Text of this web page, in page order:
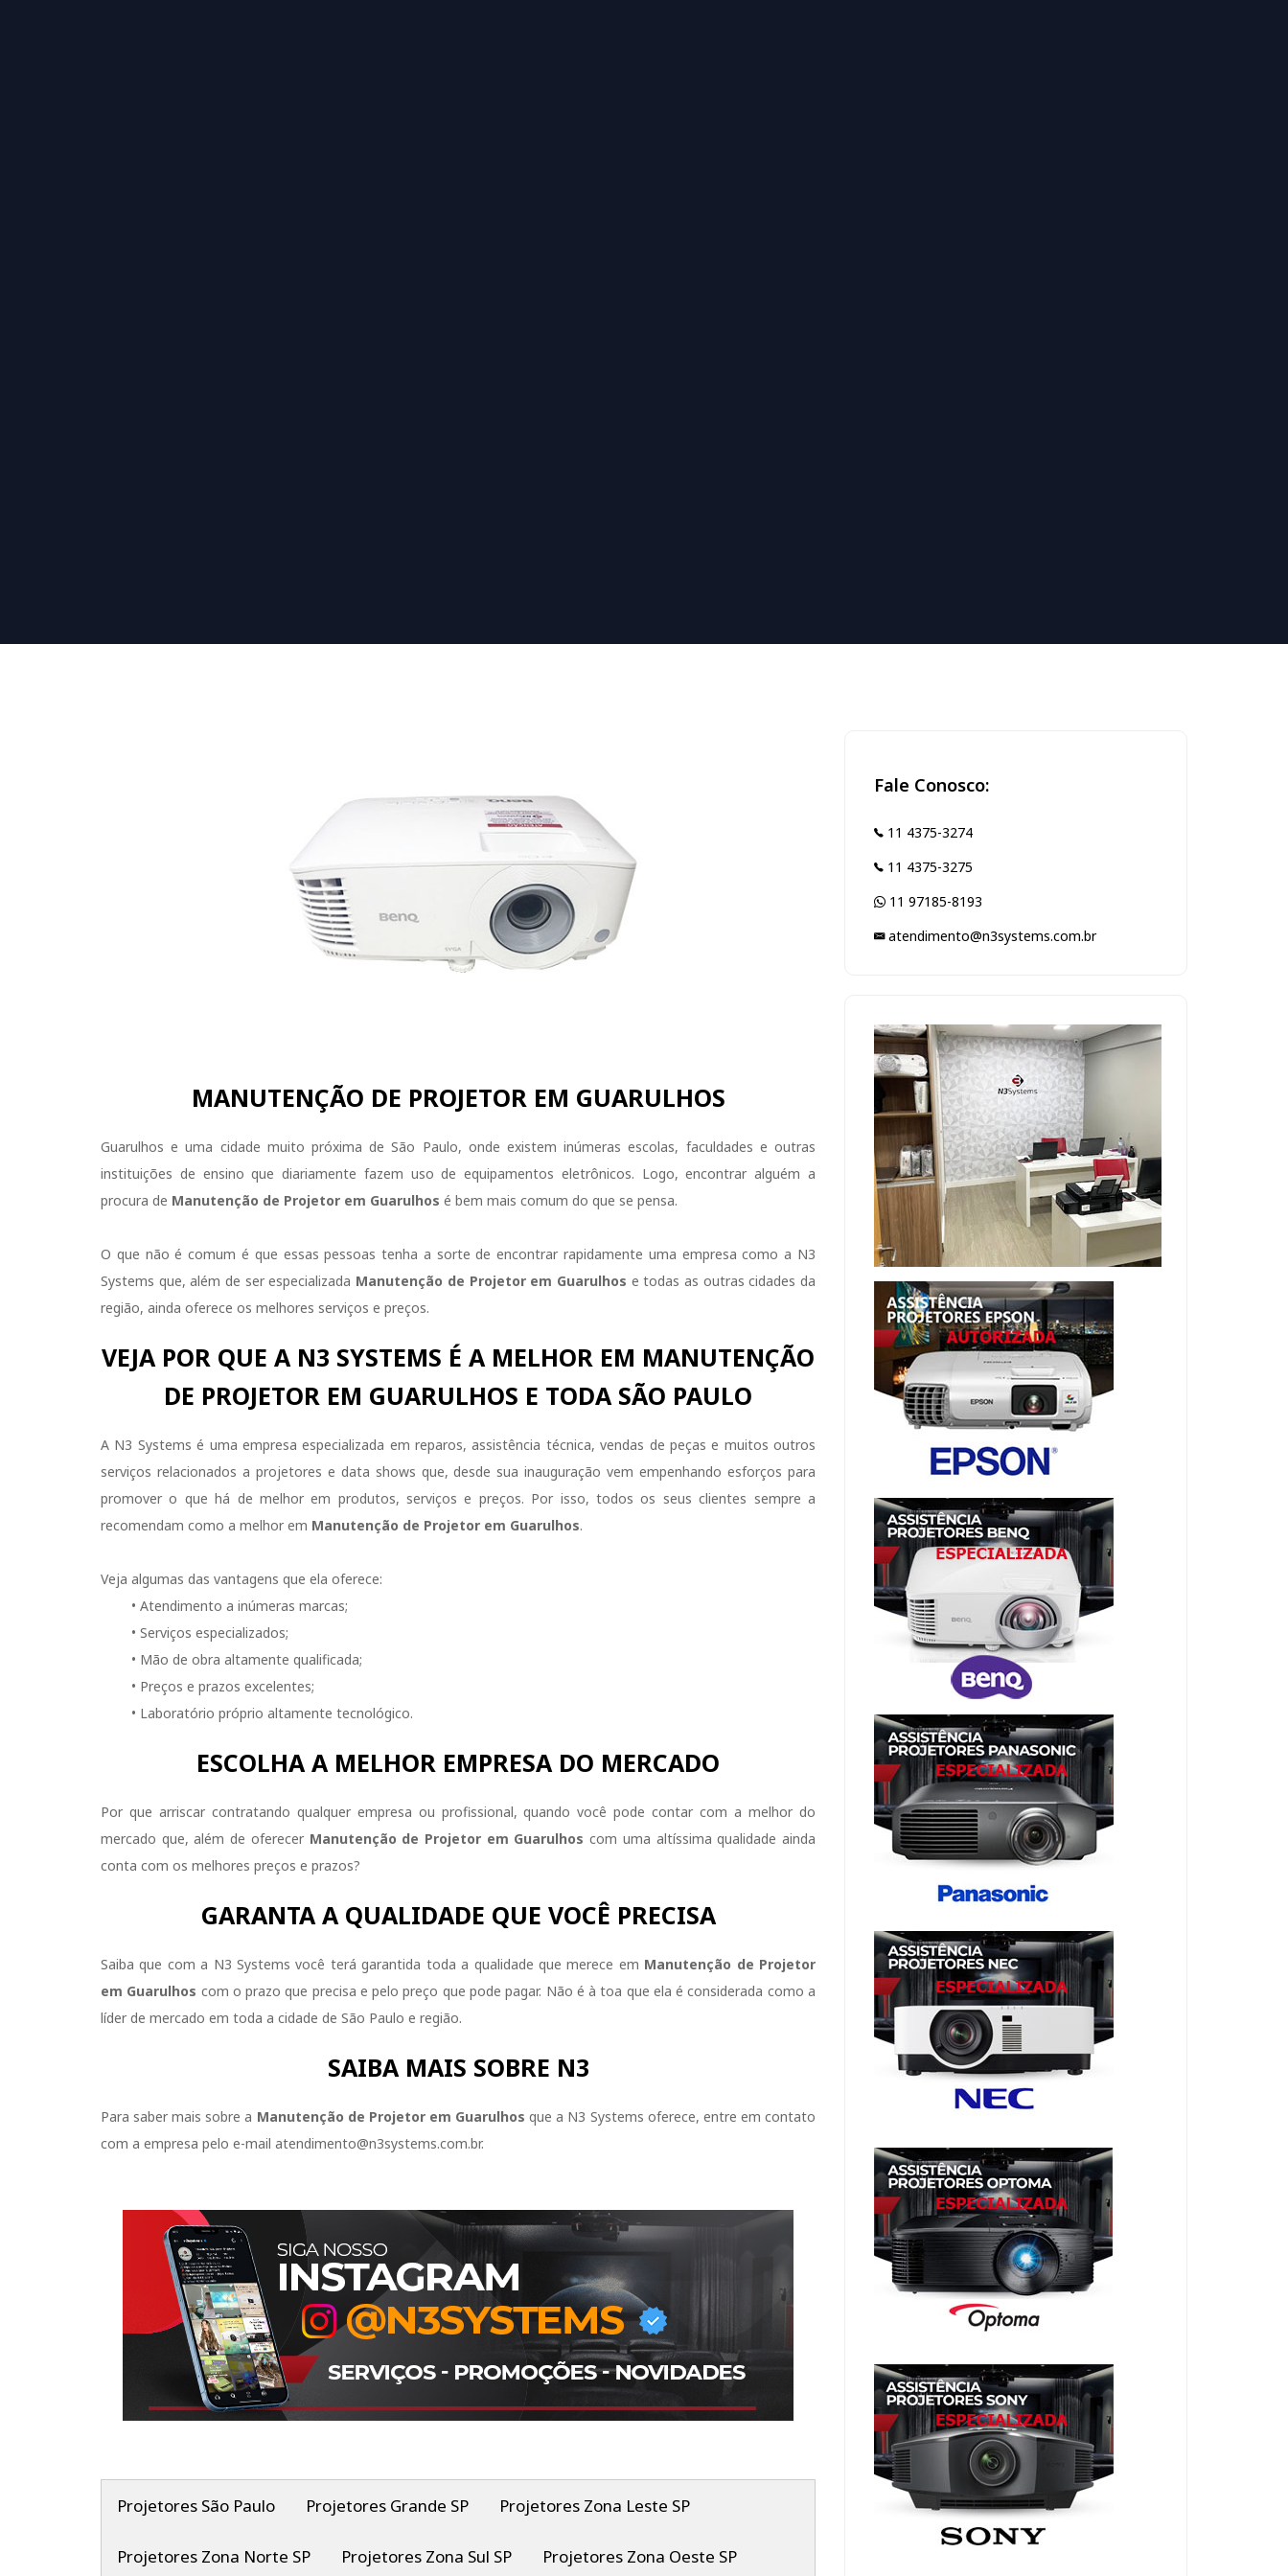
MANUTENÇÃO DE PROJETOR EM GUARULHOS
Guarulhos e uma cidade muito próxima de São Paulo, onde existem inúmeras escolas, faculdades e outras
instituições de ensino que diariamente fazem uso de equipamentos eletrônicos. Logo, encontrar alguém a
procura de Manutenção de Projetor em Guarulhos é bem mais comum do que se pensa.
O que não é comum é que essas pessoas tenha a sorte de encontrar rapidamente uma empresa como a N3
Systems que, além de ser especializada Manutenção de Projetor em Guarulhos e todas as outras cidades da
região, ainda oferece os melhores serviços e preços.
VEJA POR QUE A N3 SYSTEMS É A MELHOR EM MANUTENÇÃO
DE PROJETOR EM GUARULHOS E TODA SÃO PAULO
A N3 Systems é uma empresa especializada em reparos, assistência técnica, vendas de peças e muitos outros
serviços relacionados a projetores e data shows que, desde sua inauguração vem empenhando esforços para
promover o que há de melhor em produtos, serviços e preços. Por isso, todos os seus clientes sempre a
recomendam como a melhor em Manutenção de Projetor em Guarulhos.
Veja algumas das vantagens que ela oferece:
• Atendimento a inúmeras marcas;
• Serviços especializados;
• Mão de obra altamente qualificada;
• Preços e prazos excelentes;
• Laboratório próprio altamente tecnológico.
ESCOLHA A MELHOR EMPRESA DO MERCADO
Por que arriscar contratando qualquer empresa ou profissional, quando você pode contar com a melhor do
mercado que, além de oferecer Manutenção de Projetor em Guarulhos com uma altíssima qualidade ainda
conta com os melhores preços e prazos?
GARANTA A QUALIDADE QUE VOCÊ PRECISA
Saiba que com a N3 Systems você terá garantida toda a qualidade que merece em Manutenção de Projetor
em Guarulhos com o prazo que precisa e pelo preço que pode pagar. Não é à toa que ela é considerada como a
líder de mercado em toda a cidade de São Paulo e região.
SAIBA MAIS SOBRE N3
Para saber mais sobre a Manutenção de Projetor em Guarulhos que a N3 Systems oferece, entre em contato
com a empresa pelo e-mail atendimento@n3systems.com.br.
Projetores São Paulo Projetores Grande SP Projetores Zona Leste SP
Projetores Zona Norte SP Projetores Zona Sul SP Projetores Zona Oeste SP
Fale Conosco:
11 4375-3274
11 4375-3275
11 97185-8193
atendimento@n3systems.com.br